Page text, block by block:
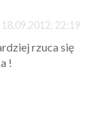
18.09.2012, 22:19
rzuca się
!